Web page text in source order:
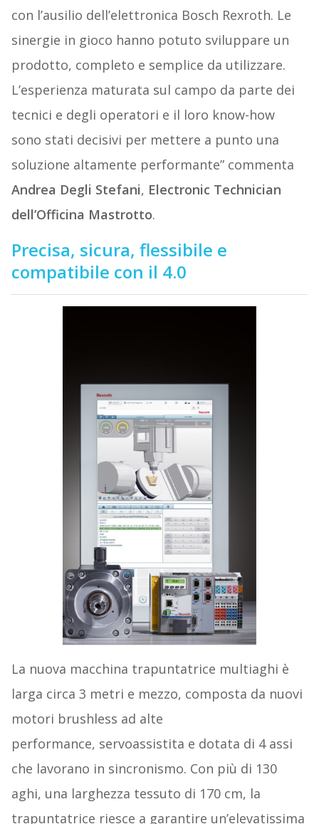
con l’ausilio dell’elettronica Bosch Rexroth. Le
sinergie in gioco hanno potuto sviluppare un
prodotto, completo e semplice da utilizzare.
L’esperienza maturata sul campo da parte dei
tecnici e degli operatori e il loro know-how
sono stati decisivi per mettere a punto una
soluzione altamente performante” commenta
Andrea Degli Stefani, Electronic Technician
dell’Officina Mastrotto.
Precisa, sicura, flessibile e
compatibile con il 4.0
La nuova macchina trapuntatrice multiaghi è
larga circa 3 metri e mezzo, composta da nuovi
motori brushless ad alte
performance, servoassistita e dotata di 4 assi
che lavorano in sincronismo. Con più di 130
aghi, una larghezza tessuto di 170 cm, la
trapuntatrice riesce a garantire un’elevatissima